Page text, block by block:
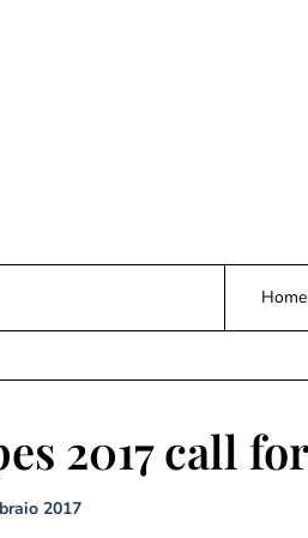
Home
2017 call
2017